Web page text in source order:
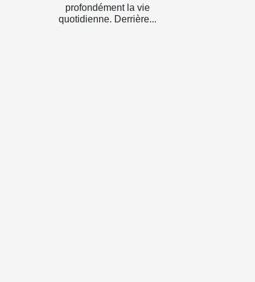
profondément la vie
quotidienne. Derrière...